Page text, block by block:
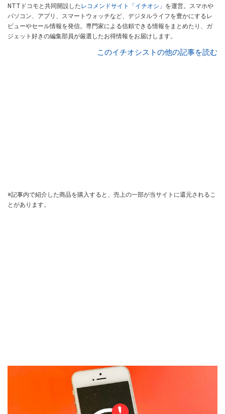
NTTドコモと共同開設したレコメンドサイト「イチオシ」 を運営。スマホや
パソコン、アプリ、スマートウォッチなど、デジタルライフを豊かにするレ
ビューやセール情報を発信。専門家による信頼できる情報をまとめたり、ガ
ジェット好きの編集部員が厳選したお得情報をお届けします。
このイチオシストの他の記事を読む
※記事内で紹介した商品を購入すると、売上の一部が当サイトに還元されるこ
とがあります。